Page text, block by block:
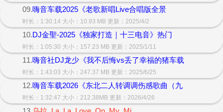
09.嗨音车载2025《老歌新唱Live合唱版全景
时长：1:30:14 大小：10.93 MB 更新：2025/4/2
10.DJ金聖-2025《独家打造｜十三电音》热门
时长：1:05:30 大小：157.23 MB 更新：2025/1/11
11.嗨音社DJ龙少《我不后悔vs丢了幸福的猪车载
时长：1:43:03 大小：247.37 MB 更新：2025/6/25
12.嗨音车载2026《东北二人转调调伤感歌曲（九
时长：1:32:47 大小：212.38MB 更新：2026/4/26